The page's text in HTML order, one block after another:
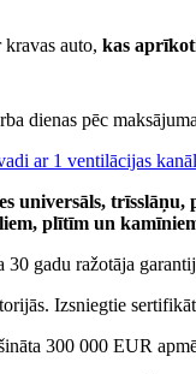
auto, kas
dienas pēc
ar 1 ventilācijas
trīsslāņu,
plītīm un
gadu ražotāja
Izsniegtie
300 000 EUR